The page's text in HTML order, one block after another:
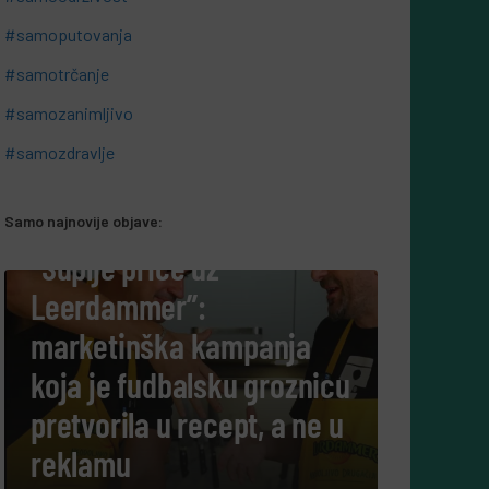
#samoputovanja
#samotrčanje
#samozanimljivo
#samozdravlje
Samo najnovije objave:
ne u
#SAMOODRŽIVOST
Samoodrživost u BiH:
Odgovorno zbrinjavanje e-
otpada postaje
svakodnevica
28 Jula, 2026 Almir Kurbegović